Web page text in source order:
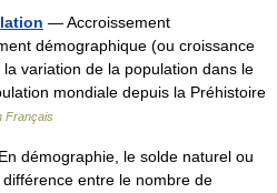
— Accroissement
démographique (ou croissance
variation de la population dans le
mondiale depuis la Préhistoire
Français
démographie, le solde naturel ou
entre le nombre de